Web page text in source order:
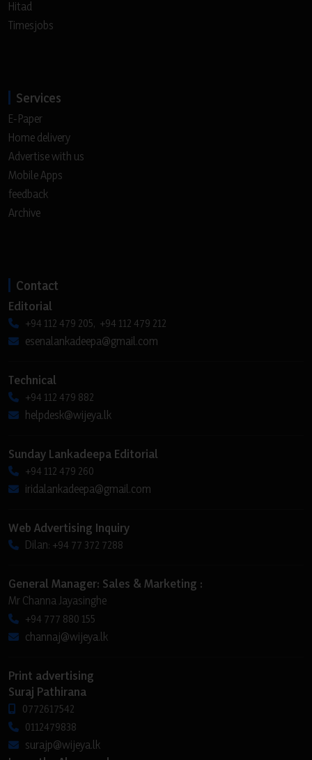
Hitad
Timesjobs
Services
E-Paper
Home delivery
Advertise with us
Mobile Apps
feedback
Archive
Contact
Editorial
+94 112 479 205, +94 112 479 212
esenalankadeepa@gmail.com
Technical
+94 112 479 882
helpdesk@wijeya.lk
Sunday Lankadeepa Editorial
+94 112 479 260
iridalankadeepa@gmail.com
Web Advertising Inquiry
Dilan: +94 77 372 7288
General Manager: Sales & Marketing :
Mr Channa Jayasinghe
+94 777 880 155
channaj@wijeya.lk
Print advertising
Suraj Pathirana
0772617542
0112479838
surajp@wijeya.lk